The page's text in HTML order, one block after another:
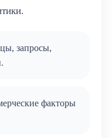
запросы,
факторы